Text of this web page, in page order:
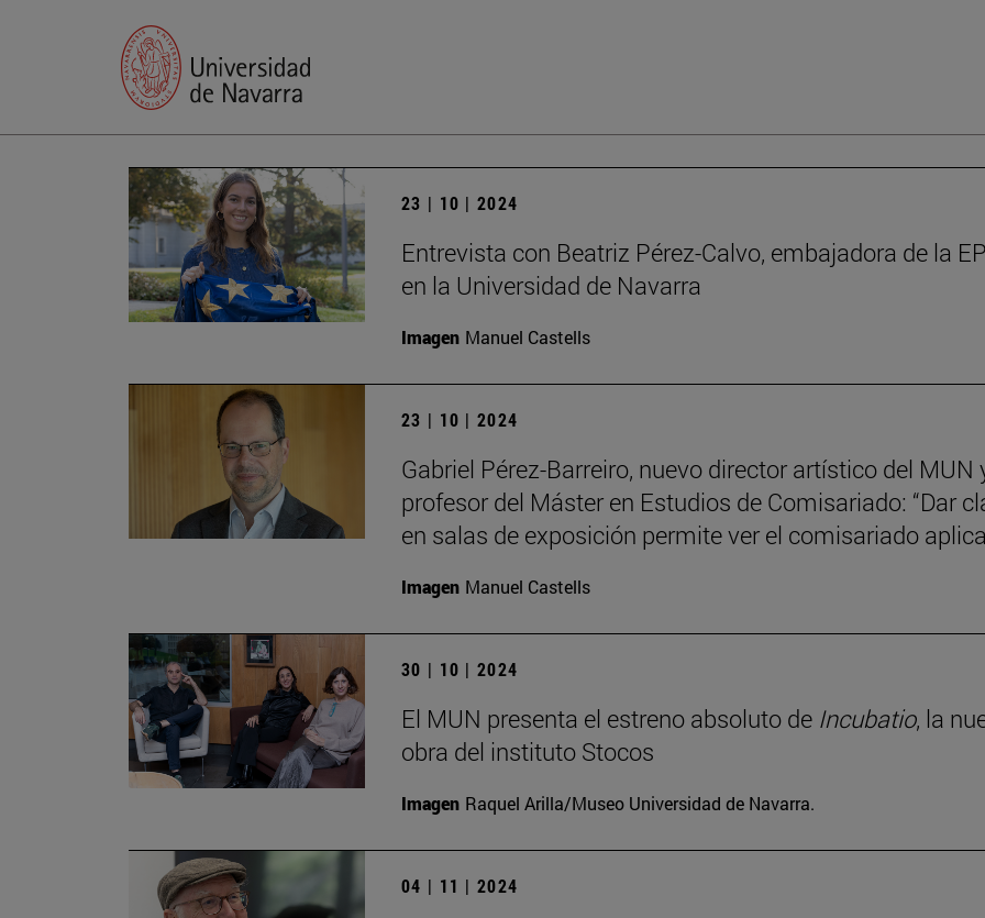
23 | 10 | 2024
Entrevista con Beatriz Pérez-Calvo, embajadora de la
en la Universidad de Navarra
Imagen Manuel Castells
23 | 10 | 2024
Gabriel Pérez-Barreiro, nuevo director artístico del MUN
profesor del Máster en Estudios de Comisariado: “Dar
en salas de exposición permite ver el comisariado
Imagen Manuel Castells
30 | 10 | 2024
El MUN presenta el estreno absoluto de Incubatio, la
obra del instituto Stocos
Imagen Raquel Arilla/Museo Universidad de Navarra.
04 | 11 | 2024